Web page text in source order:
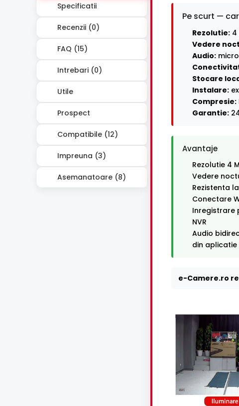
Specificatii
Recenzii (0)
FAQ (15)
Intrebari (0)
Utile
Prospect
Compatibile (12)
Impreuna (3)
Asemanatoare (8)
Pe scurt —
Rezolutie: 4
Vedere
Audio:
Stocare
Instalare:
Compresie:
Garantie:
Avantaje
Rezolutie 4
Vedere
Rezistenta
Conectare
Inregistrare
NVR
Audio
din aplicatie
e-Camere.ro